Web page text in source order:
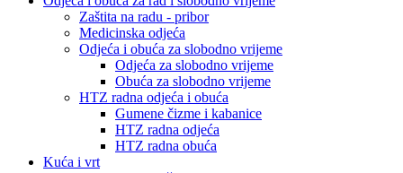
Zaštita na radu - pribor
Medicinska odjeća
Odjeća i obuća za slobodno vrijeme
Odjeća za slobodno vrijeme
Obuća za slobodno vrijeme
HTZ radna odjeća i obuća
Gumene čizme i kabanice
HTZ radna odjeća
HTZ radna obuća
Kuća i vrt